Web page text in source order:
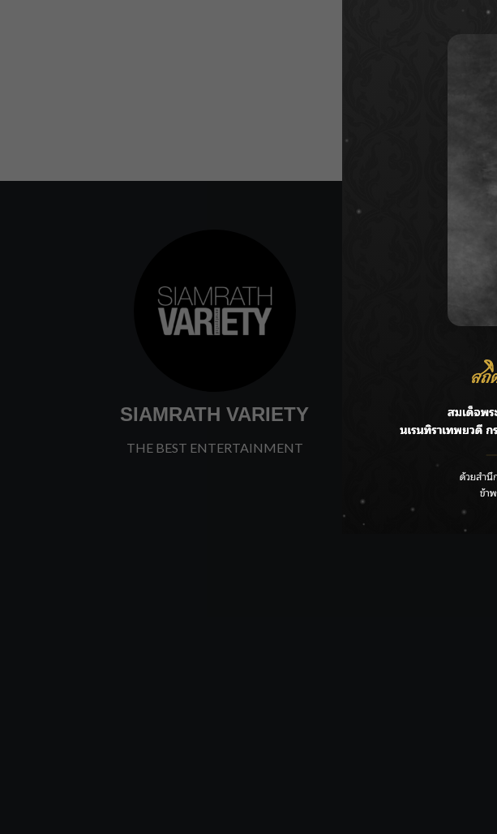
SIAMRATH VARIETY
THE BEST ENTERTAINMENT
กรมชลฯ รับฟังประช
ลาโลกนี้ ให้ใส่บาตร
ราชเลขานุการในพร
ทรายใต้ เสริมความ
ตรอง “G.O.A.T”
กรมชลฯ เกาะติดฝนทั่